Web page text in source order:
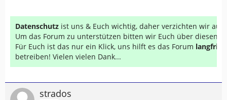
Datenschutz ist uns & Euch wichtig, daher verzichten wir auf
Um das Forum zu unterstützen bitten wir Euch über diesen
Für Euch ist das nur ein Klick, uns hilft es das Forum
betreiben! Vielen vielen Dank...
strados